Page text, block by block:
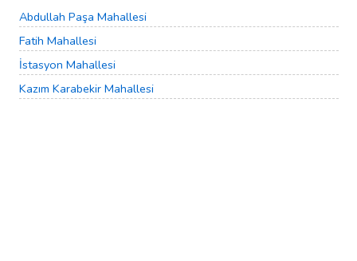
Abdullah Paşa Mahallesi
Fatih Mahallesi
İstasyon Mahallesi
Kazım Karabekir Mahallesi